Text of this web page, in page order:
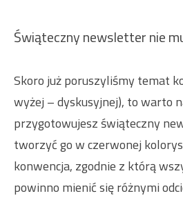
Świąteczny newsletter nie
Skoro już poruszyliśmy temat
wyżej – dyskusyjnej), to warto
przygotowujesz świąteczny
tworzyć go w czerwonej
konwencja, zgodnie z którą
powinno mienić się różnymi